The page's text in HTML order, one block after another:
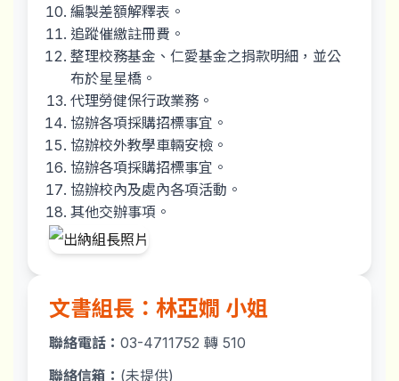
編製差額解釋表。
追蹤催繳註冊費。
整理校務基金、仁愛基金之捐款明細，並公
布於星星橋。
代理勞健保行政業務。
協辦各項採購招標事宜。
協辦校外教學車輛安檢。
協辦各項採購招標事宜。
協辦校內及處內各項活動。
其他交辦事項。
文書組長：林亞嫺 小姐
聯絡電話： 03-4711752 轉 510
聯絡信箱： (未提供)